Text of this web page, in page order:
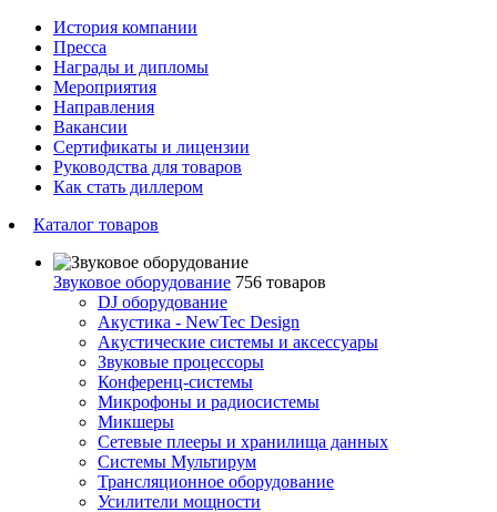
История компании
Пресса
Награды и дипломы
Мероприятия
Направления
Вакансии
Сертификаты и лицензии
Руководства для товаров
Как стать диллером
Каталог товаров
Звуковое оборудование 756 товаров
DJ оборудование
Акустика - NewTec Design
Акустические системы и аксессуары
Звуковые процессоры
Конференц-системы
Микрофоны и радиосистемы
Микшеры
Сетевые плееры и хранилища данных
Системы Мультирум
Трансляционное оборудование
Усилители мощности